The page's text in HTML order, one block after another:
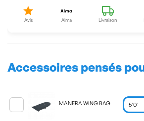
Avis Alma Livraison
Accessoires pensés
MANERA WING BAG